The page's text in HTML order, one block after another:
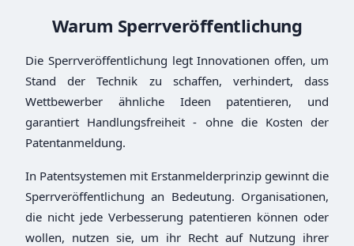
Warum Sperrveröffentlichung
Die Sperrveröffentlichung legt Innovationen offen, um
Stand der Technik zu schaffen, verhindert, dass
Wettbewerber ähnliche Ideen patentieren, und
garantiert Handlungsfreiheit - ohne die Kosten der
Patentanmeldung.
In Patentsystemen mit Erstanmelderprinzip gewinnt die
Sperrveröffentlichung an Bedeutung. Organisationen,
die nicht jede Verbesserung patentieren können oder
wollen, nutzen sie, um ihr Recht auf Nutzung ihrer